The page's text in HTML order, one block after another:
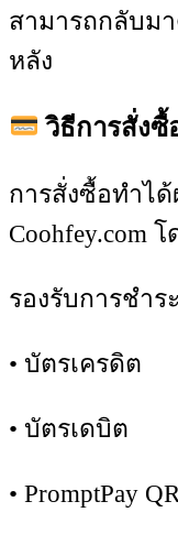
สามารถกลับม
หลัง
วิธีการสั่งซื้
การสั่งซื้อทำไ
Coohfey.com โ
รองรับการชำร
• บัตรเครดิต
• บัตรเดบิต
• PromptPay